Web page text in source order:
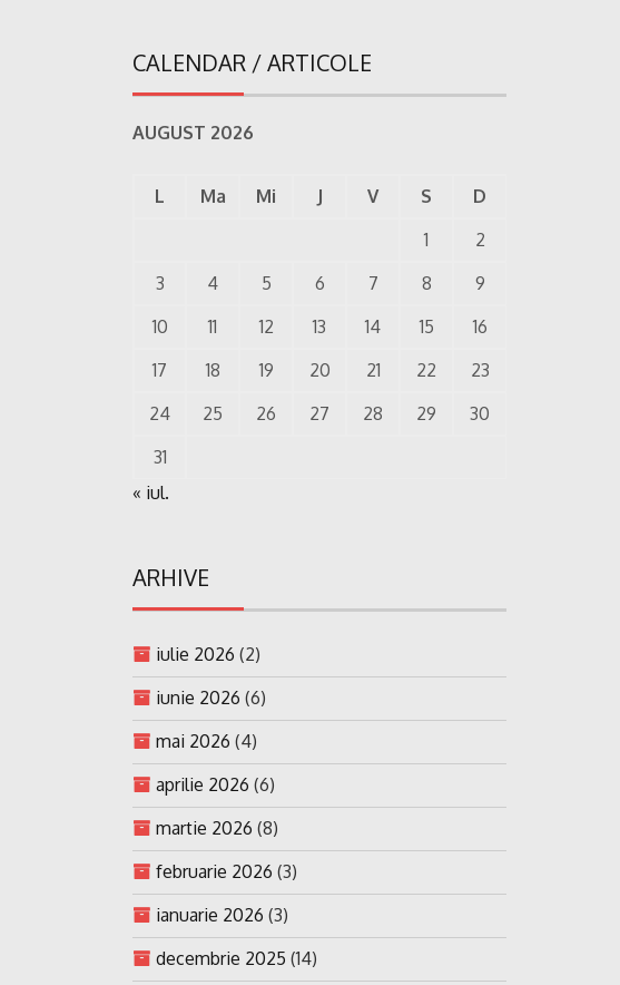
CALENDAR / ARTICOLE
AUGUST 2026
L Ma Mi J V S
D
1
2
3
4 5 6 7 8
9
10
11 12 13 14 15
16
17
18 19 20 21 22
23
24
25 26 27 28 29
30
31
« iul.
ARHIVE
iulie 2026 (2)
iunie 2026 (6)
mai 2026 (4)
aprilie 2026 (6)
martie 2026 (8)
februarie 2026 (3)
ianuarie 2026 (3)
decembrie 2025 (14)